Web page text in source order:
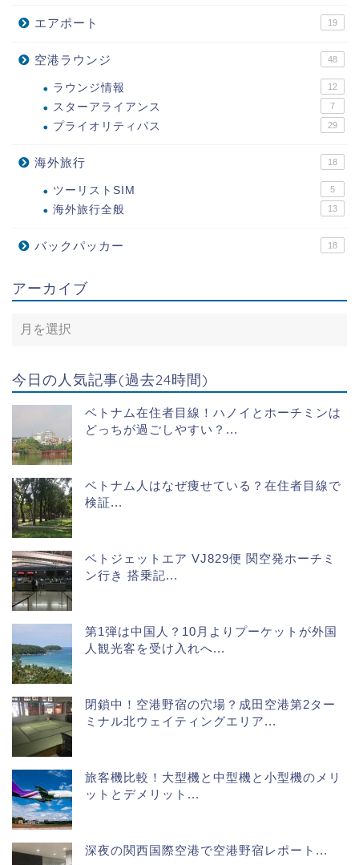
エアポート 19
空港ラウンジ 48
ラウンジ情報 12
スターアライアンス 7
プライオリティパス 29
海外旅行 18
ツーリストSIM 5
海外旅行全般 13
バックパッカー 18
アーカイブ
今日の人気記事(過去24時間)
ベトナム在住者目線！ハノイとホーチミンは
どっちが過ごしやすい？...
ベトナム人はなぜ痩せている？在住者目線で
検証...
ベトジェットエア VJ829便 関空発ホーチミ
ン行き 搭乗記...
第1弾は中国人？10月よりプーケットが外国
人観光客を受け入れへ...
閉鎖中！空港野宿の穴場？成田空港第2ター
ミナル北ウェイティングエリア...
旅客機比較！大型機と中型機と小型機のメリ
ットとデメリット...
深夜の関西国際空港で空港野宿レポート...